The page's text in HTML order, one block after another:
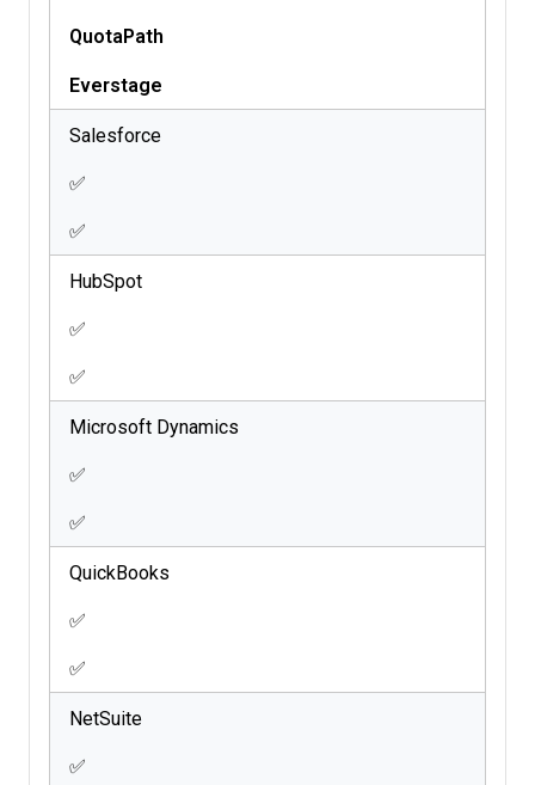
QuotaPath
Everstage
Salesforce
✅
✅
HubSpot
✅
✅
Microsoft Dynamics
✅
✅
QuickBooks
✅
✅
NetSuite
✅